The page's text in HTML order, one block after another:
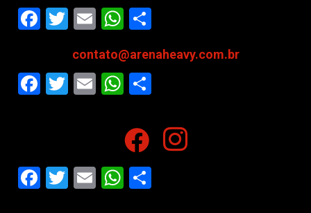
Facebook
Twitter
EmailWhatsApp
contato@arenaheavy.com.br
Facebook
Twitter
EmailWhatsApp
Facebook
Twitter
EmailWhatsApp